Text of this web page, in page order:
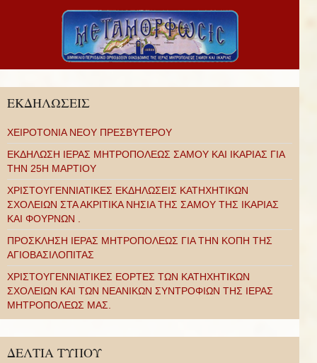
ΕΚΔΗΛΩΣΕΙΣ
ΧΕΙΡΟΤΟΝΙΑ ΝΕΟΥ ΠΡΕΣΒΥΤΕΡΟΥ
ΕΚΔΗΛΩΣΗ ΙΕΡΑΣ ΜΗΤΡΟΠΟΛΕΩΣ ΣΑΜΟΥ ΚΑΙ ΙΚΑΡΙΑΣ ΓΙΑ
ΤΗΝ 25Η ΜΑΡΤΙΟΥ
ΧΡΙΣΤΟΥΓΕΝΝΙΑΤΙΚΕΣ ΕΚΔΗΛΩΣΕΙΣ ΚΑΤΗΧΗΤΙΚΩΝ
ΣΧΟΛΕΙΩΝ ΣΤΑ ΑΚΡΙΤΙΚΑ ΝΗΣΙΑ ΤΗΣ ΣΑΜΟΥ ΤΗΣ ΙΚΑΡΙΑΣ
ΚΑΙ ΦΟΥΡΝΩΝ .
ΠΡΟΣΚΛΗΣΗ ΙΕΡΑΣ ΜΗΤΡΟΠΟΛΕΩΣ ΓΙΑ ΤΗΝ ΚΟΠΗ ΤΗΣ
ΑΓΙΟΒΑΣΙΛΟΠΙΤΑΣ
ΧΡΙΣΤΟΥΓΕΝΝΙΑΤΙΚΕΣ ΕΟΡΤΕΣ ΤΩΝ ΚΑΤΗΧΗΤΙΚΩΝ
ΣΧΟΛΕΙΩΝ ΚΑΙ ΤΩΝ ΝΕΑΝΙΚΩΝ ΣΥΝΤΡΟΦΙΩΝ ΤΗΣ ΙΕΡΑΣ
ΜΗΤΡΟΠΟΛΕΩΣ ΜΑΣ.
ΔΕΛΤΙΑ ΤΥΠΟΥ